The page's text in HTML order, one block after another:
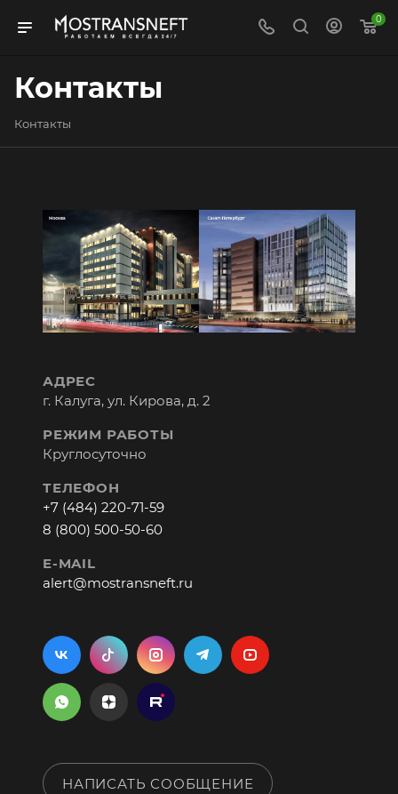
0
Контакты
Контакты
АДРЕС
г. Калуга, ул. Кирова, д. 2
РЕЖИМ РАБОТЫ
Круглосуточно
ТЕЛЕФОН
+7 (484) 220-71-59
8 (800) 500-50-60
E-MAIL
alert@mostransneft.ru
НАПИСАТЬ СООБЩЕНИЕ